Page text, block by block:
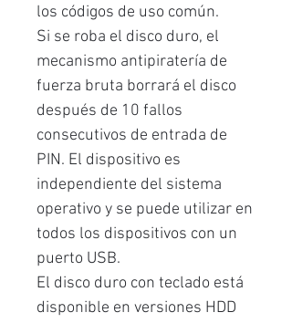
los códigos de uso común.
Si se roba el disco duro, el
mecanismo antipiratería de
fuerza bruta borrará el disco
después de 10 fallos
consecutivos de entrada de
PIN. El dispositivo es
independiente del sistema
operativo y se puede utilizar en
todos los dispositivos con un
puerto USB.
El disco duro con teclado está
disponible en versiones HDD